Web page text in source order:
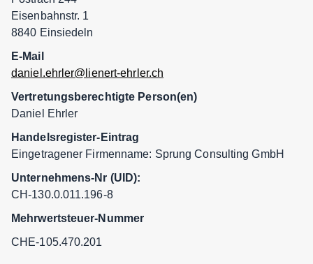
Eisenbahnstr. 1
8840 Einsiedeln
E-Mail
daniel.ehrler@lienert-ehrler.ch
Vertretungsberechtigte Person(en)
Daniel Ehrler
Handelsregister-Eintrag
Eingetragener Firmenname: Sprung Consulting GmbH
Unternehmens-Nr (UID):
CH-130.0.011.196-8
Mehrwertsteuer-Nummer
CHE-105.470.201